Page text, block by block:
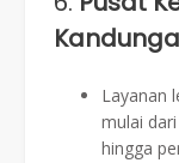
Layanan
mulai
hingga